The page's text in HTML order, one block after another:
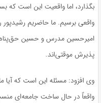
بگذارد، اما واقعیت این است که
واقعی برسیم. ما حاضریم رشیدپور
امیرحسین مدرس و حسین حق‌پناه
پذیرش موقتی‌اند.
وی افزود: مسئله این است که آیا
واقعاً در حال ساخت جامعه‌ای